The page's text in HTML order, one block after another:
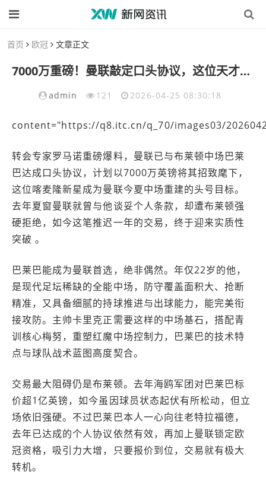
首页 欧冠 文章正文
7000万重磅！曼联敲定口头协议，这位天才中场为何让红魔痴狂？
admin 121 2026-04-25 08:30:18
content="https://q8.itc.cn/q_70/images03/
转会专家罗马诺重磅爆料，曼联已与布莱顿中场巴莱
巴达成口头协议，计划以7000万英镑将其招致麾下，
这位喀麦隆新星成为曼联今夏中场重建的头号目标。
去年夏窗曼联就曾与他谈妥个人条款，却遭布莱顿强
硬拒绝，如今这笔推迟一年的交易，终于迎来实质性
突破 。
巴莱巴能成为曼联首选，绝非偶然。年仅22岁的他，
是现代足坛稀缺的全能中场，防守覆盖面积大、抢断
精准，又具备细腻的持球推进与出球能力，能完美衔
接攻防。主帅卡里克正需要这样的中场基石，搭配青
训核心梅努，重塑红魔中场控制力，巴莱巴的技术特
点与球队战术蓝图高度契合。
交易最大阻碍仍是布莱顿。去年海鸥军团对巴莱巴标
价超1亿英镑，如今虽因球员状态起伏有所松动，但立
场依旧强硬。不过巴莱巴本人一心向往老特拉福德，
去年已达成的个人协议依然有效，再加上曼联锁定欧
冠资格，吸引力大增，只要报价到位，交易就有极大
转机。